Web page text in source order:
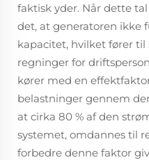
faktisk yder. Når dette
det, at generatoren ikke
kapacitet, hvilket fører
regninger for
kører med en
belastninger gennem
at cirka 80 % af den
systemet, omdannes til
forbedre denne faktor